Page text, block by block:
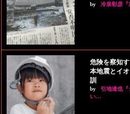
by 冷泉彰彦『
危険を察知
本地震とイ
訓
by
引地達也
い…